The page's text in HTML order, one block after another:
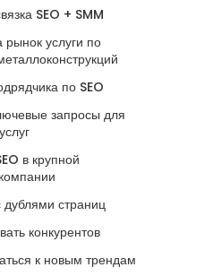
SEO + SMM
рынок услуги по
по SEO
запросы для
в крупной
дублями страниц
конкурентов
к новым трендам